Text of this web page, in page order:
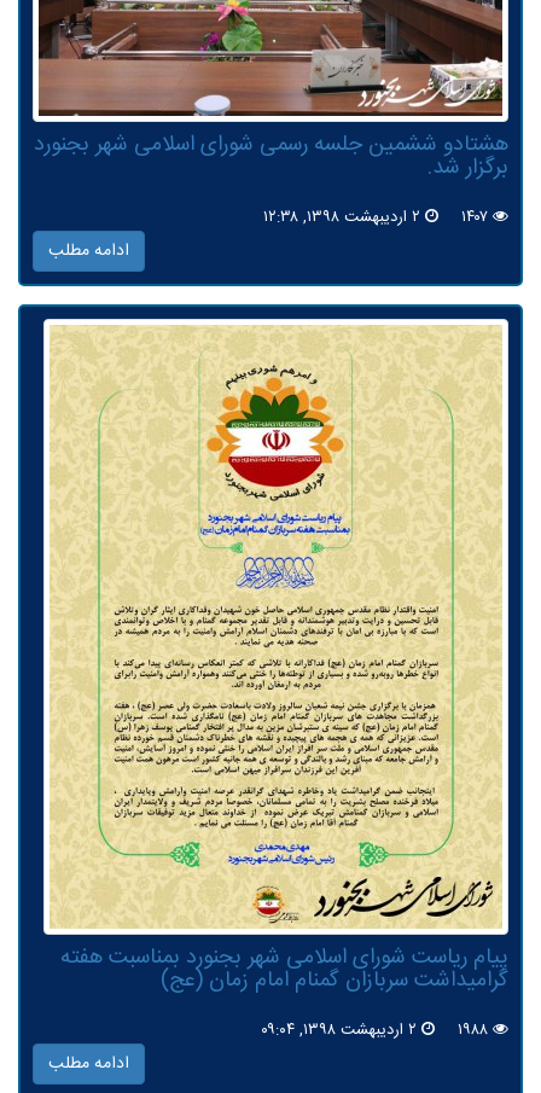
هشتادو ششمین جلسه رسمی شورای اسلامی شهر بجنورد
برگزار شد.
ادامه مطلب
پیام ریاست شورای اسلامی شهر بجنورد بمناسبت هفته
گرامیداشت سربازان گمنام امام زمان (عج)
ادامه مطلب